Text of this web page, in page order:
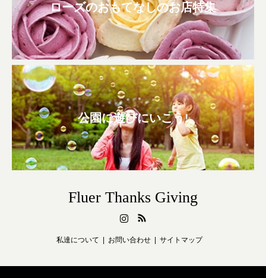
ローズのおもてなしのお店特集
公園に遊びにいこう!
Fluer Thanks Giving
私達について お問い合わせ サイトマップ